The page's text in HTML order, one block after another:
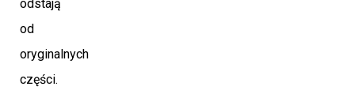
odstają
od
oryginalnych
części.